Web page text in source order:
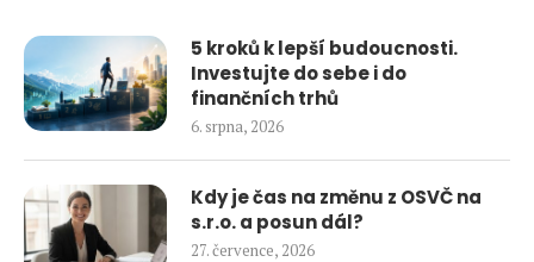
5 kroků k lepší budoucnosti.
Investujte do sebe i do
finančních trhů
6. srpna, 2026
Kdy je čas na změnu z OSVČ na
s.r.o. a posun dál?
27. července, 2026